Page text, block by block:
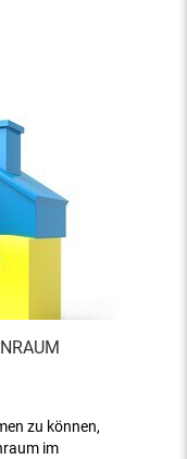
zu können,
im